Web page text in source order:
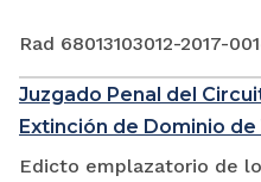
Rad 68013103012-2017-
Juzgado Penal del
Extinción de Dominio
Edicto emplazatorio de